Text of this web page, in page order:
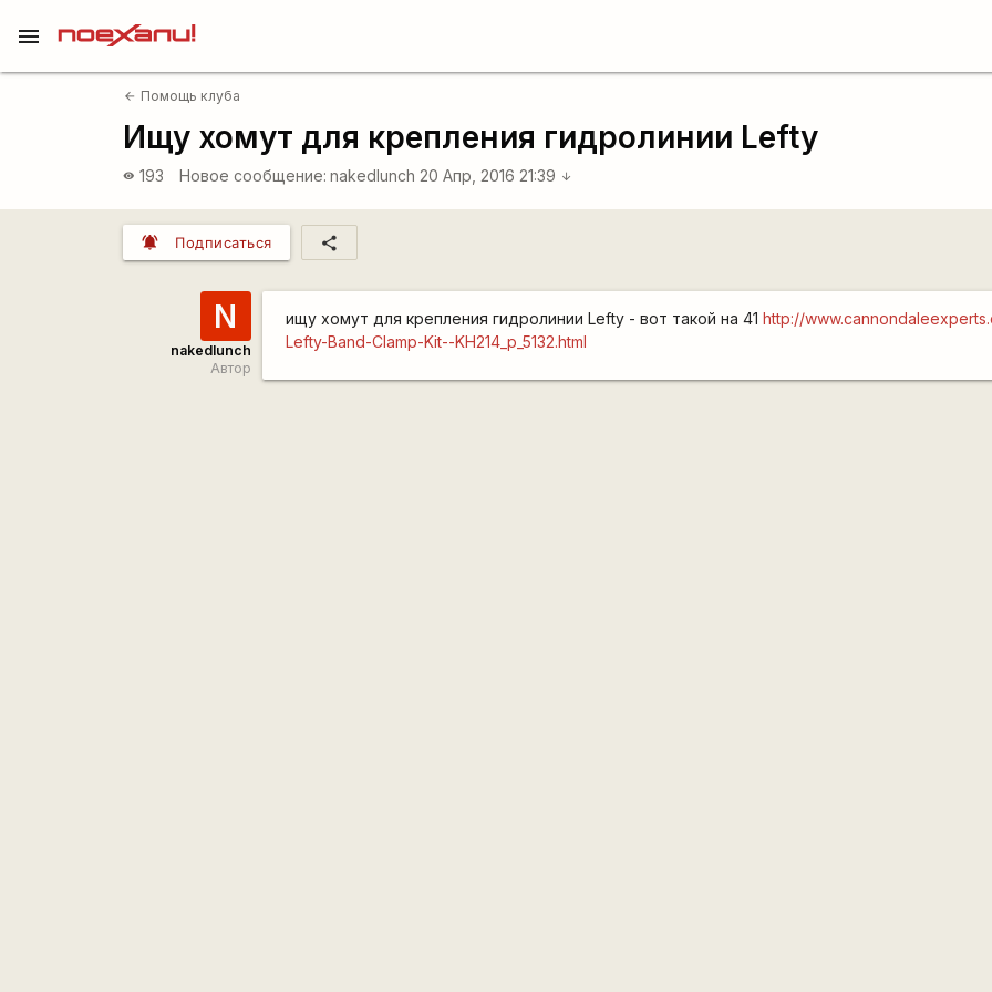
menu
arrow_back Помощь клуба
Ищу хомут для крепления гидролинии Lefty
visibility 193 Новое сообщение: nakedlunch 20 Апр, 2016 21:39 arrow_downward
notifications_active Подписаться share
N
nakedlunch
Автор
ищу хомут для крепления гидролинии Lefty - вот такой на 41http://
Lefty-Band-Clamp-Kit--KH214_p_5132.html